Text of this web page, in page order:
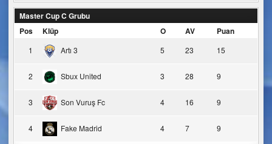
Master Cup C Grubu
Pos
Klüp O AV Puan
1 Artı 3 5 23 15
2 Sbux United 3 28 9
3 Son Vuruş Fc 4 16 9
4 Fake Madrid 4 7 9